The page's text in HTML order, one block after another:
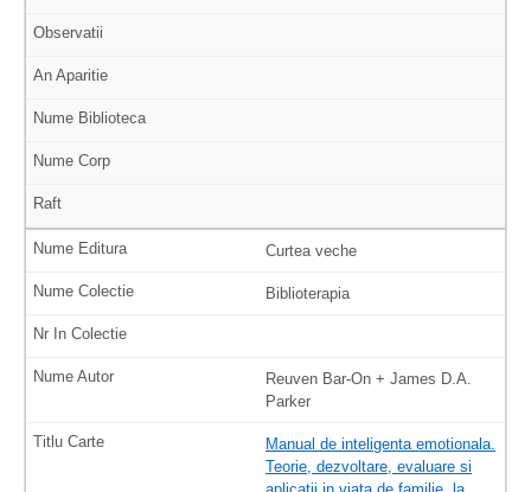
Curtea veche
Biblioterapia
Reuven Bar-On + James D.A.
Parker
Manual de inteligenta emotionala.
Teorie, dezvoltare, evaluare si